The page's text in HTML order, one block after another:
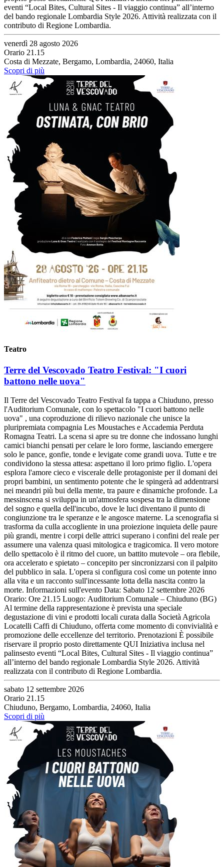
eventi “Local Bites, Cultural Sites - Il viaggio continua” all’interno
del bando regionale Lombardia Style 2026. Attività realizzata con il
contributo di Regione Lombardia.
venerdì 28 agosto 2026
Orario 21.15
Costa di Mezzate, Bergamo, Lombardia, 24060, Italia
Scopri di più
Teatro
Terre del Vescovado Teatro Festival: "I cuori
battono nelle uova"
Il Terre del Vescovado Teatro Festival fa tappa a Chiuduno, presso
l'Auditorium Comunale, con lo spettacolo "I cuori battono nelle
uova" , una coproduzione di rilievo nazionale che unisce la
pluripremiata compagnia Les Moustaches e Accademia Perduta
Romagna Teatri. La scena si apre su tre donne che indossano lunghi
camici bianchi pensati per celare le loro forme, lasciando emergere
solo le pance, gonfie, tonde e levigate come grandi uova. Tutte e tre
condividono la stessa attesa: aspettano il loro primo figlio. L'opera
esplora l'amore cieco e viscerale delle protagoniste per il domani dei
propri bambini, un sentimento potente che le spingerà ad addentrarsi
nei meandri più bui della mente, tra paure e dinamiche profonde. La
messinscena si sviluppa in un'atmosfera sospesa tra la dimensione
del sogno e quella dell'incubo, dove le luci diventano il punto di
congiunzione tra le speranze e le angosce materne. La scenografia si
trasforma da culla accogliente in una proiezione inquieta delle paure
più grandi, mentre i corpi delle attrici superano i confini del reale per
assumere una valenza quasi mitologica e tragicomica. Il vero motore
dello spettacolo è il ritmo del cuore, un battito mutevole – ora flebile,
ora accelerato e spietato – concepito per sincronizzarsi con il palpito
del pubblico in sala. L'opera si configura così come un potente inno
alla vita e un racconto sull'incessante lotta della nascita contro la
morte. Informazioni sull'evento Data: Sabato 12 settembre 2026
Orario: Ore 21.15 Luogo: Auditorium Comunale – Chiuduno (BG)
Al termine della rappresentazione è prevista una speciale
degustazione di vini e prodotti locali curata dalla Società Agricola
Locatelli Caffi di Chiuduno, offerta come momento di convivialità e
promozione delle eccellenze del territorio. Prenotazioni È possibile
riservare il proprio posto direttamente QUI Iniziativa inclusa nel
palinsesto eventi “Local Bites, Cultural Sites - Il viaggio continua”
all’interno del bando regionale Lombardia Style 2026. Attività
realizzata con il contributo di Regione Lombardia.
sabato 12 settembre 2026
Orario 21.15
Chiuduno, Bergamo, Lombardia, 24060, Italia
Scopri di più